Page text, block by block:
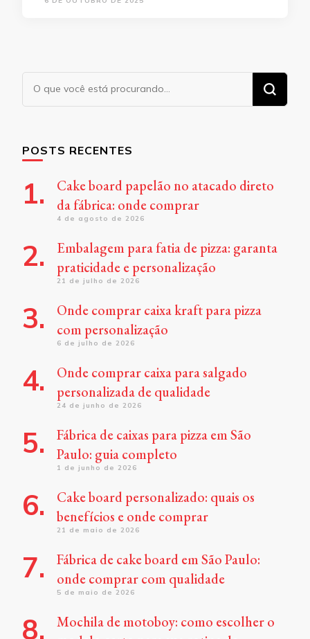
Procurando
algo?
POSTS RECENTES
Cake board papelão no atacado direto
da fábrica: onde comprar
4 de agosto de 2026
Embalagem para fatia de pizza: garanta
praticidade e personalização
21 de julho de 2026
Onde comprar caixa kraft para pizza
com personalização
6 de julho de 2026
Onde comprar caixa para salgado
personalizada de qualidade
24 de junho de 2026
Fábrica de caixas para pizza em São
Paulo: guia completo
1 de junho de 2026
Cake board personalizado: quais os
benefícios e onde comprar
21 de maio de 2026
Fábrica de cake board em São Paulo:
onde comprar com qualidade
5 de maio de 2026
Mochila de motoboy: como escolher o